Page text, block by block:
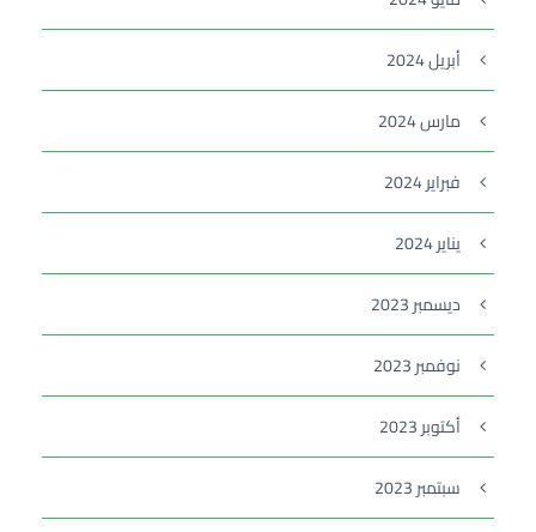
أبريل 2024
مارس 2024
فبراير 2024
يناير 2024
ديسمبر 2023
نوفمبر 2023
أكتوبر 2023
سبتمبر 2023